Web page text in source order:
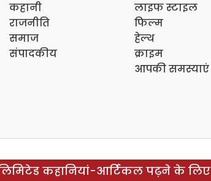
कहानी
राजनीति
समाज
संपादकीय
लाइफ स्टाइल
फिल्म
हेल्थ
क्राइम
आपकी समस्याएं
कहानियां-आर्टिकल पढ़ने के लिए